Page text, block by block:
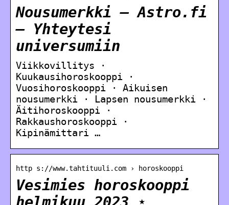
Nousumerkki – Astro.fi
– Yhteytesi
universumiin
Viikkovillitys ·
Kuukausihoroskooppi ·
Vuosihoroskooppi · Aikuisen
nousumerkki · Lapsen nousumerkki ·
Äitihoroskooppi ·
Rakkaushoroskooppi ·
Kipinämittari …
http s://www.tahtituuli.com › horoskooppi
Vesimies horoskooppi